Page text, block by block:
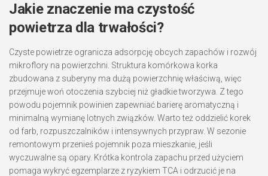
Jakie znaczenie ma czystość
powietrza dla trwałości?
Czyste powietrze ogranicza adsorpcję obcych zapachów i rozwój
mikroflory na powierzchni. Struktura komórkowa korka
zbudowana z suberyny ma dużą powierzchnię właściwą, więc
przejmuje woń otoczenia szybciej niż gładkie tworzywa. Z tego
powodu pojemnik powinien zapewniać barierę aromatyczną i
minimalną wymianę lotnych związków. Warto też oddzielić korek
od farb, rozpuszczalników i intensywnych przypraw. W sezonie
remontowym przenieś pojemnik poza mieszkanie, jeśli
wyczuwalne są opary. Krótka kontrola zapachu przed użyciem
pomaga wykryć egzemplarze z ryzykiem TCA i odrzucić je na